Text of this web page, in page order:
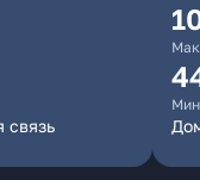
связь